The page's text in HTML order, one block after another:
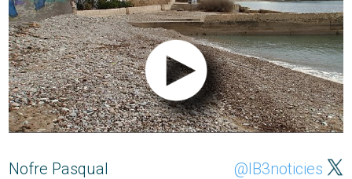
Nofre Pasqual @IB3noticies